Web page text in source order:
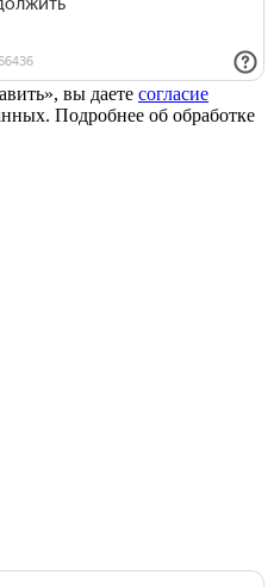
вы даете согласие
Подробнее об обработке